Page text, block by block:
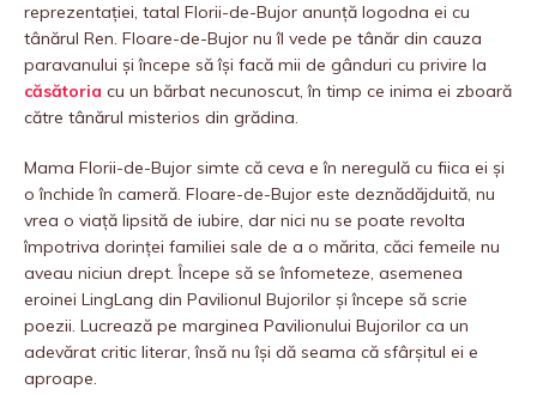
reprezentației, tatal Florii-de-Bujor anunță logodna ei cu
tânărul Ren. Floare-de-Bujor nu îl vede pe tânăr din cauza
paravanului și începe să își facă mii de gânduri cu privire la
căsătoria cu un bărbat necunoscut, în timp ce inima ei zboară
către tânărul misterios din grădina.
Mama Florii-de-Bujor simte că ceva e în neregulă cu fiica ei și
o închide în cameră. Floare-de-Bujor este deznădăjduită, nu
vrea o viață lipsită de iubire, dar nici nu se poate revolta
împotriva dorinței familiei sale de a o mărita, căci femeile nu
aveau niciun drept. Începe să se înfometeze, asemenea
eroinei LingLang din Pavilionul Bujorilor și începe să scrie
poezii. Lucrează pe marginea Pavilionului Bujorilor ca un
adevărat critic literar, însă nu își dă seama că sfârșitul ei e
aproape.